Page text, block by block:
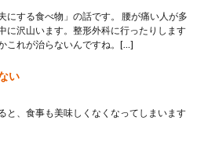
にする食べ物」の話です。 腰が痛い人が多
に沢山います。整形外科に行ったりします
これが治らないんですね。[…]
い
と、食事も美味しくなくなってしまいます